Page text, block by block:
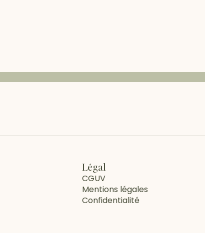
Légal
CGUV
Mentions légales
Confidentialité